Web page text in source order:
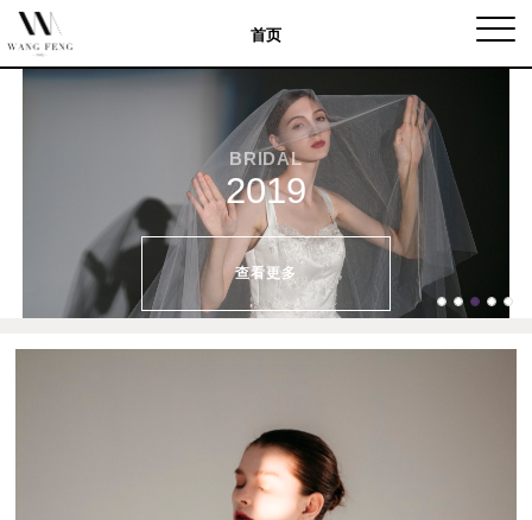
首页
BRIDAL
2019
查看更多